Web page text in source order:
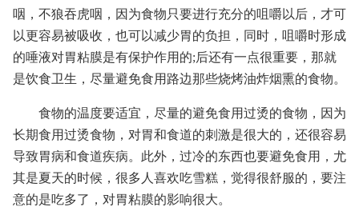
咽，不狼吞虎咽，因为食物只要进行充分的咀嚼以后，才可
以更容易被吸收，也可以减少胃的负担，同时，咀嚼时形成
的唾液对胃粘膜是有保护作用的;后还有一点很重要，那就
是饮食卫生，尽量避免食用路边那些烧烤油炸烟熏的食物。
食物的温度要适宜，尽量的避免食用过烫的食物，因为
长期食用过烫食物，对胃和食道的刺激是很大的，还很容易
导致胃病和食道疾病。此外，过冷的东西也要避免食用，尤
其是夏天的时候，很多人喜欢吃雪糕，觉得很舒服的，要注
意的是吃多了，对胃粘膜的影响很大。